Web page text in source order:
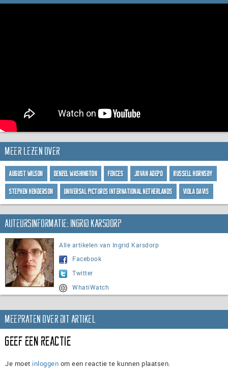
Meer lezen over
August Wilson Denzel Washington Fences Jovan Adepo Russell Hornsby
Stephen Henderson Universal Pictures International Netherlands Viola Davis
Auteursinformatie: Ingrid Karsdorp
Alle artikelen van Ingrid Karsdorp
Facebook
Twitter
WhatiWatch
Meepraten over dit artikel
Geef een reactie
Je moet inloggen om een reactie te kunnen plaatsen.